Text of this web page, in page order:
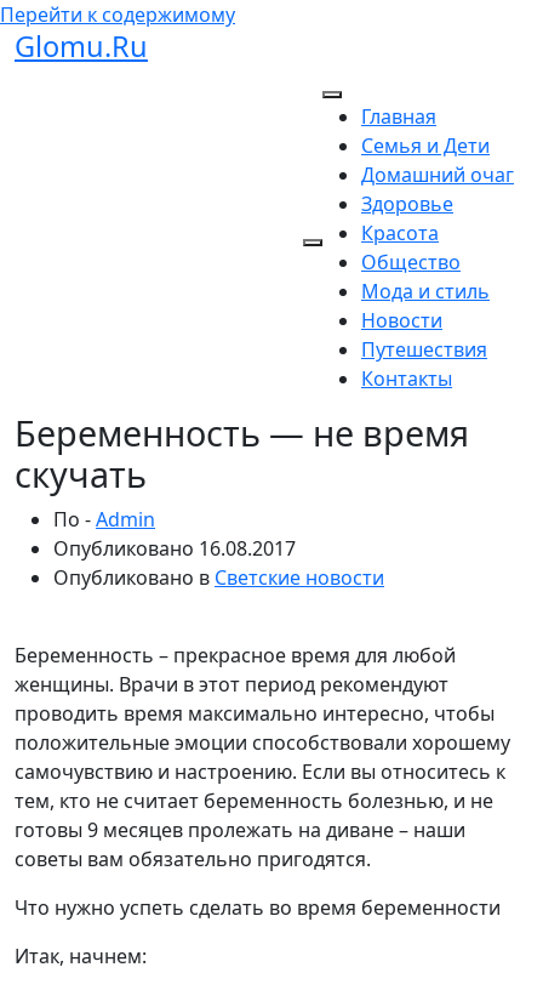
Перейти к содержимому
Glomu.Ru
Главная
Семья и Дети
Домашний очаг
Здоровье
Красота
Общество
Мода и стиль
Новости
Путешествия
Контакты
Беременность — не время
скучать
По -Admin
Опубликовано 16.08.2017
Опубликовано в Светские новости
Беременность – прекрасное время для любой
женщины. Врачи в этот период рекомендуют
проводить время максимально интересно, чтобы
положительные эмоции способствовали хорошему
самочувствию и настроению. Если вы относитесь к
тем, кто не считает беременность болезнью, и не
готовы 9 месяцев пролежать на диване – наши
советы вам обязательно пригодятся.
Что нужно успеть сделать во время беременности
Итак, начнем: